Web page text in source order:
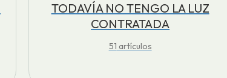
TODAVÍA NO TENGO LA LUZ
CONTRATADA
51 artículos